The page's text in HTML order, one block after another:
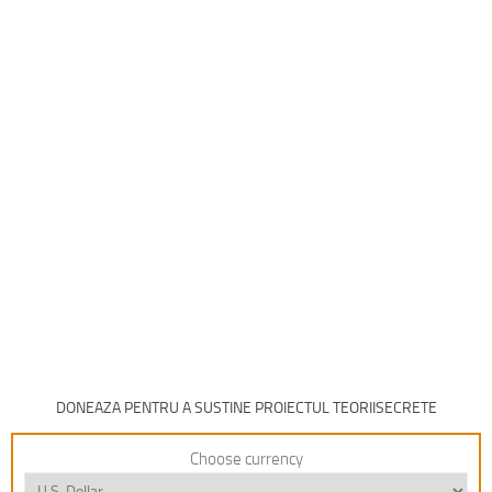
DONEAZA PENTRU A SUSTINE PROIECTUL TEORIISECRETE
Choose currency